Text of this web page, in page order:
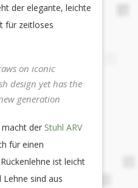
der elegante, leichte
für zeitloses
on iconic
design yet has the
generation
der Stuhl ARV
für einen
ist leicht
sind aus